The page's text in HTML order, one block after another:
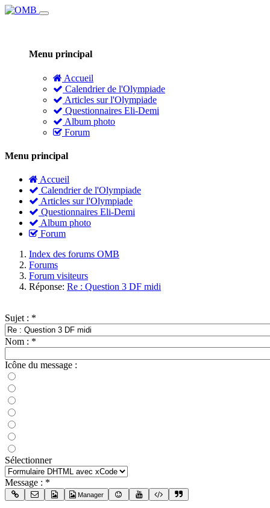
Menu principal
Accueil
Calendrier de l'Olympiade
Articles sur l'Olympiade
Questionnaires Eli-Demi
Album photo
Forum
Menu principal
Accueil
Calendrier de l'Olympiade
Articles sur l'Olympiade
Questionnaires Eli-Demi
Album photo
Forum
Index des forums OMB
Forums
Forum visiteurs
Réponse: Re : Question 3 DF midi
Sujet : *
Nom : *
Icône du message :
Sélectionner
Message : *
Manager